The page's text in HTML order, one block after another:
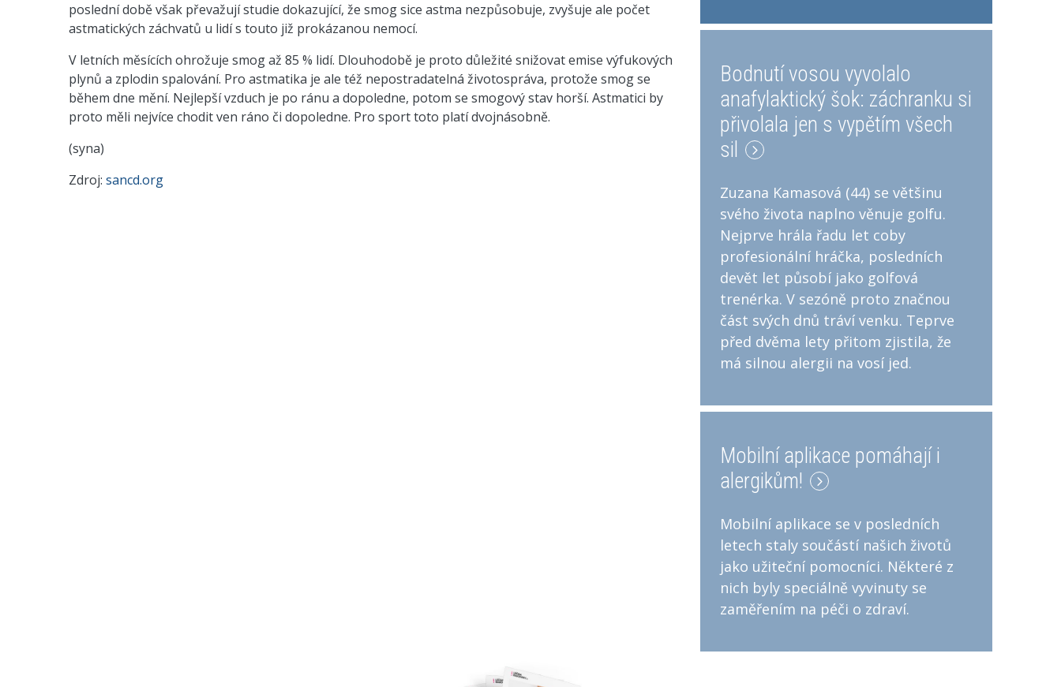
poslední době však převažují studie dokazující, že smog sice astma nezpůsobuje, zvyšuje ale počet
astmatických záchvatů u lidí s touto již prokázanou nemocí.
V letních měsících ohrožuje smog až 85 % lidí. Dlouhodobě je proto důležité snižovat emise výfukových
plynů a zplodin spalování. Pro astmatika je ale též nepostradatelná životospráva, protože smog se
během dne mění. Nejlepší vzduch je po ránu a dopoledne, potom se smogový stav horší. Astmatici by
proto měli nejvíce chodit ven ráno či dopoledne. Pro sport toto platí dvojnásobně.
(syna)
Zdroj: sancd.org
Bodnutí vosou vyvolalo
anafylaktický šok: záchranku si
přivolala jen s vypětím všech
sil
Zuzana Kamasová (44) se většinu
svého života naplno věnuje golfu.
Nejprve hrála řadu let coby
profesionální hráčka, posledních
devět let působí jako golfová
trenérka. V sezóně proto značnou
část svých dnů tráví venku. Teprve
před dvěma lety přitom zjistila, že
má silnou alergii na vosí jed.
Mobilní aplikace pomáhají i
alergikům!
Mobilní aplikace se v posledních
letech staly součástí našich životů
jako užiteční pomocníci. Některé z
nich byly speciálně vyvinuty se
zaměřením na péči o zdraví.